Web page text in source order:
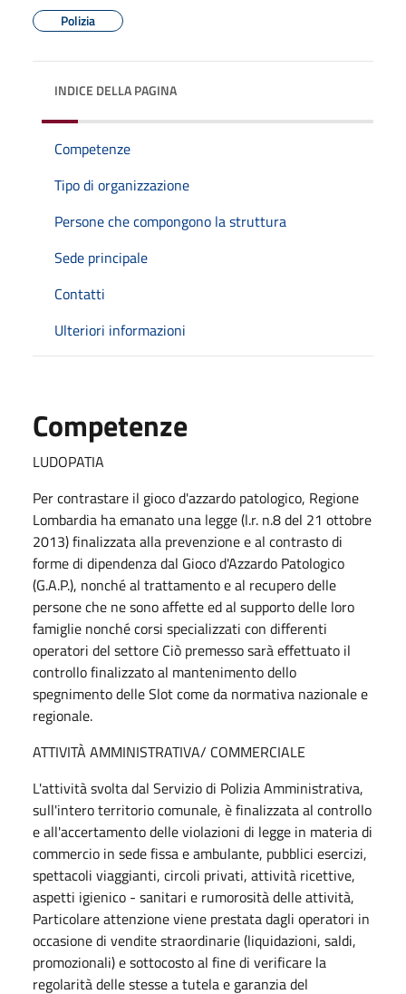
Polizia
INDICE DELLA PAGINA
Competenze
Tipo di organizzazione
Persone che compongono la struttura
Sede principale
Contatti
Ulteriori informazioni
Competenze
LUDOPATIA
Per contrastare il gioco d'azzardo patologico, Regione
Lombardia ha emanato una legge (l.r. n.8 del 21 ottobre
2013) finalizzata alla prevenzione e al contrasto di
forme di dipendenza dal Gioco d'Azzardo Patologico
(G.A.P.), nonché al trattamento e al recupero delle
persone che ne sono affette ed al supporto delle loro
famiglie nonché corsi specializzati con differenti
operatori del settore Ciò premesso sarà effettuato il
controllo finalizzato al mantenimento dello
spegnimento delle Slot come da normativa nazionale e
regionale.
ATTIVITÀ AMMINISTRATIVA/ COMMERCIALE
L'attività svolta dal Servizio di Polizia Amministrativa,
sull'intero territorio comunale, è finalizzata al controllo
e all'accertamento delle violazioni di legge in materia di
commercio in sede fissa e ambulante, pubblici esercizi,
spettacoli viaggianti, circoli privati, attività ricettive,
aspetti igienico - sanitari e rumorosità delle attività,
Particolare attenzione viene prestata dagli operatori in
occasione di vendite straordinarie (liquidazioni, saldi,
promozionali) e sottocosto al fine di verificare la
regolarità delle stesse a tutela e garanzia del